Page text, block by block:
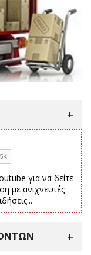
για να δείτε
με ανιχνευτές